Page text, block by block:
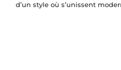
d’un style où s’unissent